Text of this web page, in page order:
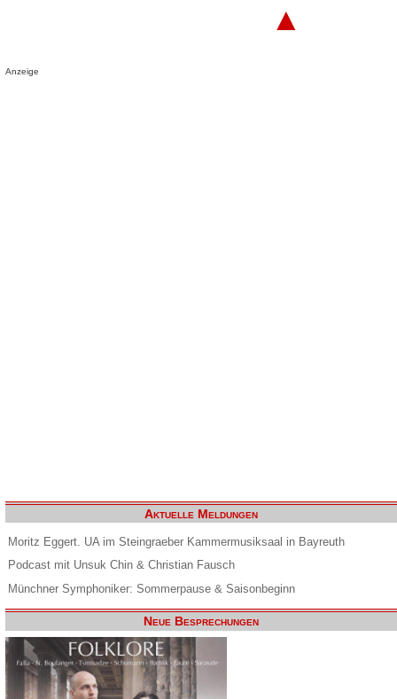
▲
Anzeige
Aktuelle Meldungen
Moritz Eggert. UA im Steingraeber Kammermusiksaal in Bayreuth
Podcast mit Unsuk Chin & Christian Fausch
Münchner Symphoniker: Sommerpause & Saisonbeginn
Neue Besprechungen